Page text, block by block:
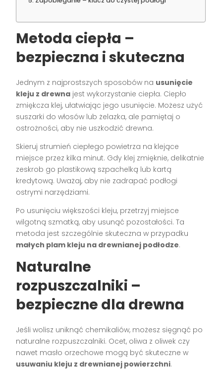
Metoda ciepła –
bezpieczna i skuteczna
Jednym z najprostszych sposobów na usunięcie
kleju z drewna jest wykorzystanie ciepła. Ciepło
zmiękcza klej, ułatwiając jego usunięcie. Możesz użyć
suszarki do włosów lub żelazka, ale pamiętaj o
ostrożności, aby nie uszkodzić drewna.
Skieruj strumień ciepłego powietrza na klejące
miejsce przez kilka minut. Gdy klej zmięknie, delikatnie
zeskrob go plastikową szpachelką lub kartą
kredytową. Uważaj, aby nie zadrapać podłogi
ostrymi narzędziami.
Po usunięciu większości kleju, przetrzyj miejsce
wilgotną szmatką, aby usunąć pozostałości. Ta
metoda jest szczególnie skuteczna w przypadku
małych plam kleju na drewnianej podłodze.
Naturalne
rozpuszczalniki –
bezpieczne dla drewna
Jeśli wolisz uniknąć chemikaliów, możesz sięgnąć po
naturalne rozpuszczalniki. Ocet, oliwa z oliwek czy
nawet masło orzechowe mogą być skuteczne w
usuwaniu kleju z drewnianej powierzchni.